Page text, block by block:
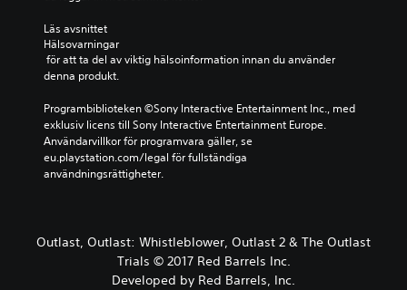
Läs avsnittet
Hälsovarningar
denna produkt.
Programbiblioteken ©Sony Interactive Entertainment Inc., med
exklusiv licens till Sony Interactive Entertainment Europe.
Användarvillkor för programvara gäller, se
eu.playstation.com/legal för fullständiga
användningsrättigheter.
Outlast, Outlast: Whistleblower, Outlast 2 & The Outlast
Trials © 2017 Red Barrels Inc.
Developed by Red Barrels, Inc.